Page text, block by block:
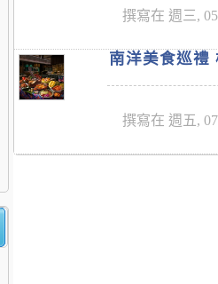
撰寫在 週三,
南洋美食巡禮
撰寫在 週五,